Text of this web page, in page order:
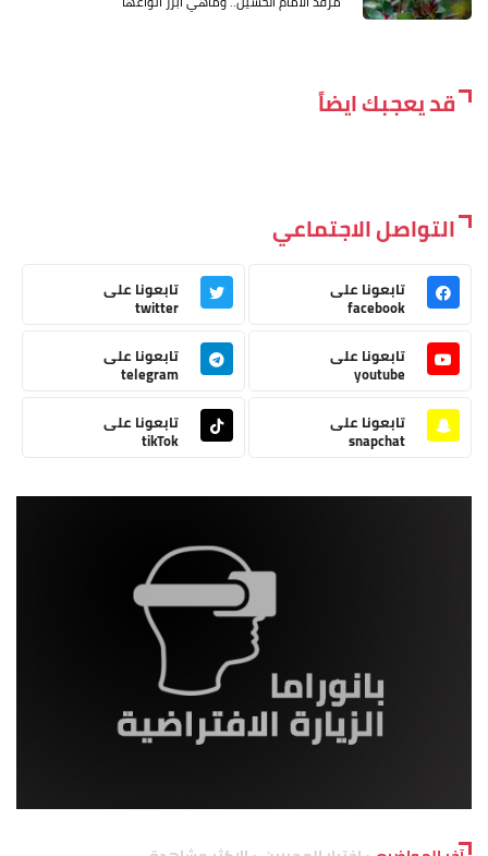
قد يعجبك ايضاً
التواصل الاجتماعي
تابعونا على
facebook
تابعونا على
twitter
تابعونا على
youtube
تابعونا على
telegram
تابعونا على
snapchat
تابعونا على
tikTok